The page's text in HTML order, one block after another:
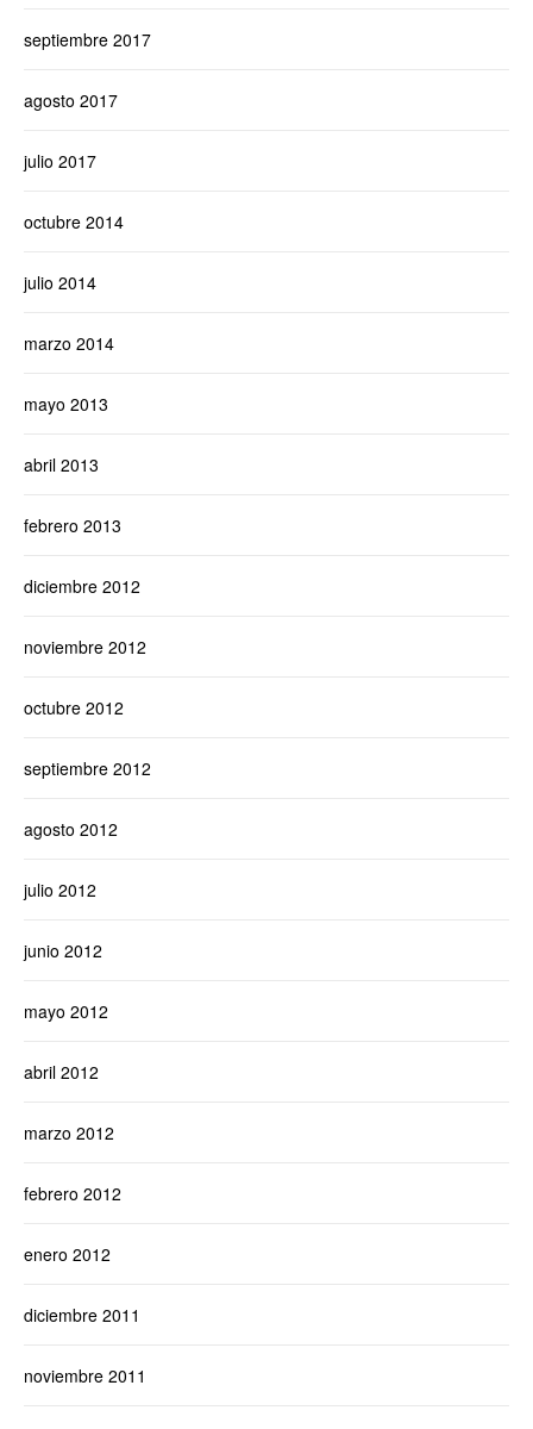
septiembre 2017
agosto 2017
julio 2017
octubre 2014
julio 2014
marzo 2014
mayo 2013
abril 2013
febrero 2013
diciembre 2012
noviembre 2012
octubre 2012
septiembre 2012
agosto 2012
julio 2012
junio 2012
mayo 2012
abril 2012
marzo 2012
febrero 2012
enero 2012
diciembre 2011
noviembre 2011